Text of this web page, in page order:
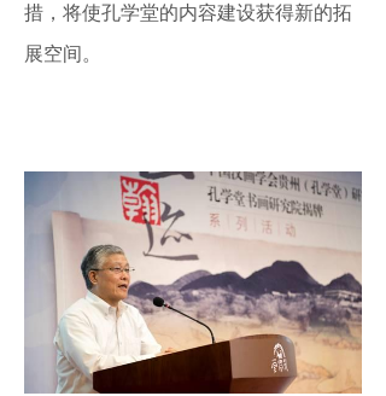
措，将使孔学堂的内容建设获得新的拓
展空间。